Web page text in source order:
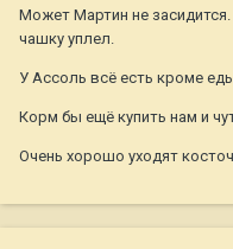
Может Мартин не
чашку уплел.
У Ассоль всё есть кроме
Корм бы ещё купить нам и
Очень хорошо уходят